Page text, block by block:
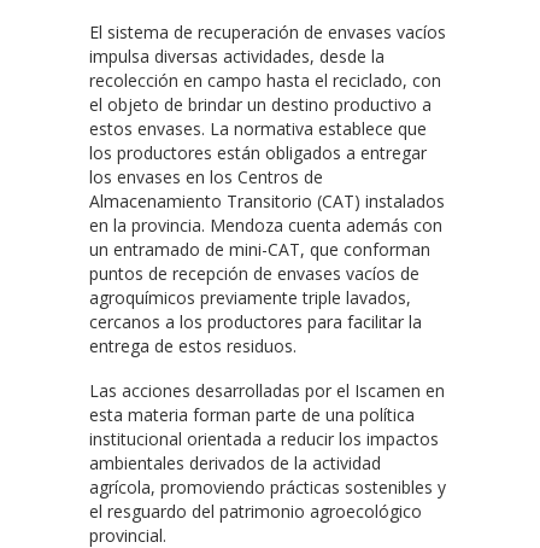
El sistema de recuperación de envases vacíos
impulsa diversas actividades, desde la
recolección en campo hasta el reciclado, con
el objeto de brindar un destino productivo a
estos envases. La normativa establece que
los productores están obligados a entregar
los envases en los Centros de
Almacenamiento Transitorio (CAT) instalados
en la provincia. Mendoza cuenta además con
un entramado de mini-CAT, que conforman
puntos de recepción de envases vacíos de
agroquímicos previamente triple lavados,
cercanos a los productores para facilitar la
entrega de estos residuos.
Las acciones desarrolladas por el Iscamen en
esta materia forman parte de una política
institucional orientada a reducir los impactos
ambientales derivados de la actividad
agrícola, promoviendo prácticas sostenibles y
el resguardo del patrimonio agroecológico
provincial.